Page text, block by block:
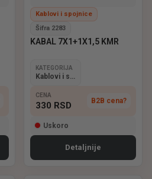
Kablovi i spojnice
Šifra 2283
KABAL 7X1+1X1,5 KMR
KATEGORIJA
Kablovi i spojnice
CENA
330 RSD B2B cena?
Uskoro
Detaljnije